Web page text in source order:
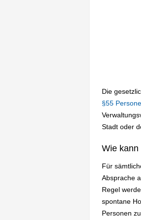
Die
§55
Stadt oder
Wie kann
Für
Absprache
Regel
spontane
Personen